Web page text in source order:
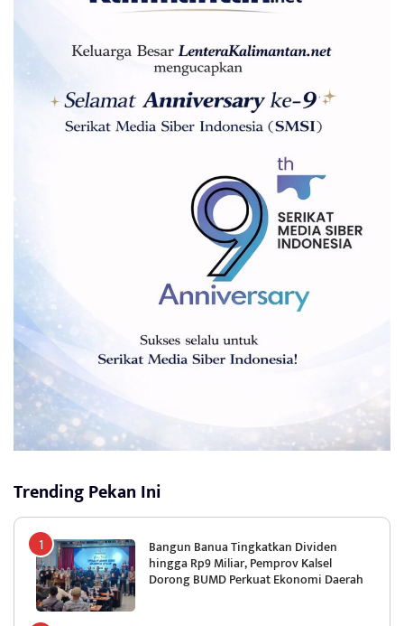
Trending Pekan Ini
Bangun Banua Tingkatkan Dividen
hingga Rp9 Miliar, Pemprov Kalsel
Dorong BUMD Perkuat Ekonomi Daerah